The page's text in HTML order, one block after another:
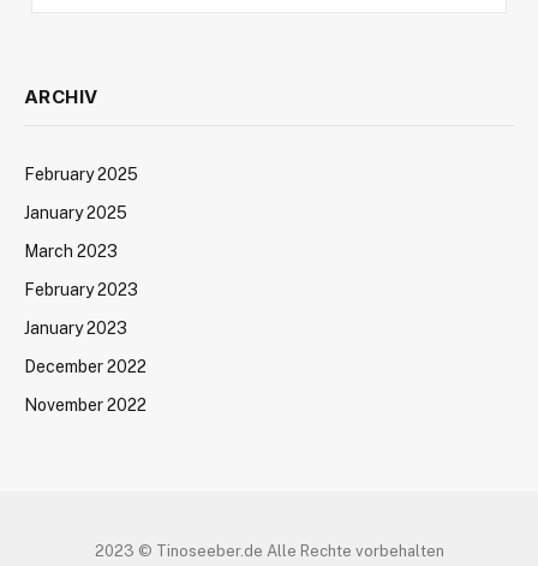
ARCHIV
February 2025
January 2025
March 2023
February 2023
January 2023
December 2022
November 2022
2023 © Tinoseeber.de Alle Rechte vorbehalten